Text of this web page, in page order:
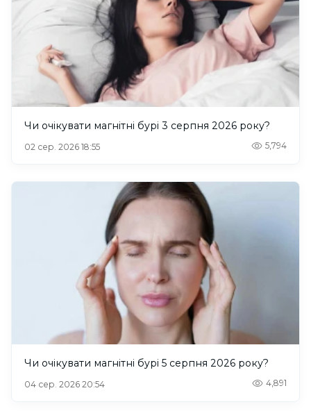
Чи очікувати магнітні бурі 3 серпня 2026 року?
02 сер. 2026 18:55 5,794
Чи очікувати магнітні бурі 5 серпня 2026 року?
04 сер. 2026 20:54 4,891